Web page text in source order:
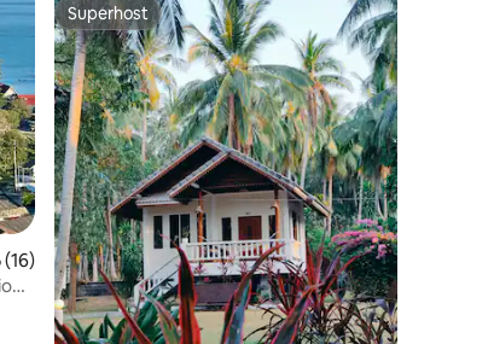
uma avaliação média de 5, 16 avaliações
(16)
Superhost
Superhost